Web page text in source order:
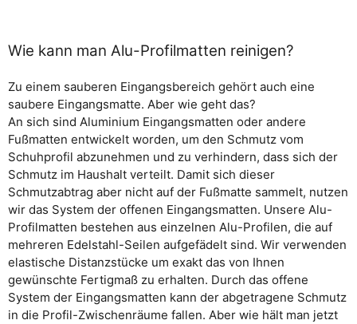
Wie kann man Alu-Profilmatten reinigen?
Zu einem sauberen Eingangsbereich gehört auch eine
saubere Eingangsmatte. Aber wie geht das?
An sich sind Aluminium Eingangsmatten oder andere
Fußmatten entwickelt worden, um den Schmutz vom
Schuhprofil abzunehmen und zu verhindern, dass sich der
Schmutz im Haushalt verteilt. Damit sich dieser
Schmutzabtrag aber nicht auf der Fußmatte sammelt, nutzen
wir das System der offenen Eingangsmatten. Unsere Alu-
Profilmatten bestehen aus einzelnen Alu-Profilen, die auf
mehreren Edelstahl-Seilen aufgefädelt sind. Wir verwenden
elastische Distanzstücke um exakt das von Ihnen
gewünschte Fertigmaß zu erhalten. Durch das offene
System der Eingangsmatten kann der abgetragene Schmutz
in die Profil-Zwischenräume fallen. Aber wie hält man jetzt